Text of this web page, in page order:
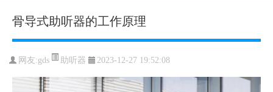
骨导式助听器的工作原理
网友:gds 助听器 2023-12-27 19:52:08